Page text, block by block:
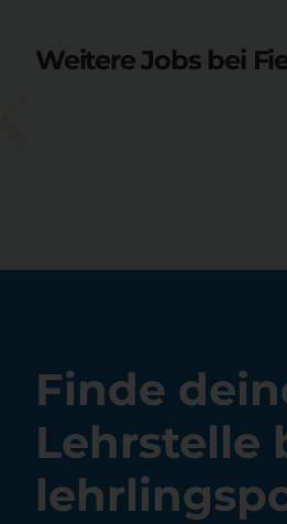
Weitere Jobs bei
Finde
Lehrstelle